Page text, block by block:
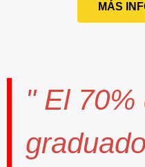
MÁS
" El 70%